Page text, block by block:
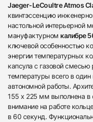
Jaeger-LeCoultre Atmos
квинтэссенцию
настольной интерьерной
мануфактурном калибре
ключевой особенностью
энергии температурных
капсула с газовой смесью
температуры всего в
автономной работы.
155 х 225 мм выполнена в
внимание на работе
в 60 секунд.